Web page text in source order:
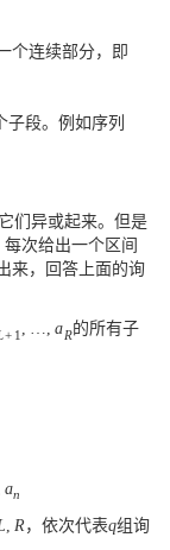
个连续部分，即
子段。例如序列
们异或起来。但是
次给出一个区间
来，回答上面的询
+ 1 , …, aR的所有子
an
, R，依次代表q组询